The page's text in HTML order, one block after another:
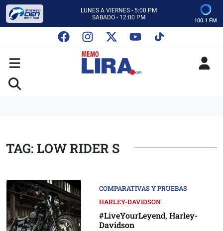
LUNES A VIERNES - 5:00 PM
SABADO - 12:00 PM
CON MEMO LIRA Y SU EQUIPO
LUNES A VIERNES - 5:00 PM
SABADO - 12:00 PM
100.1 FM
TAG: LOW RIDER S
COMPARATIVAS Y PRUEBAS
HARLEY-DAVIDSON
#LiveYourLeyend, Harley-
Davidson